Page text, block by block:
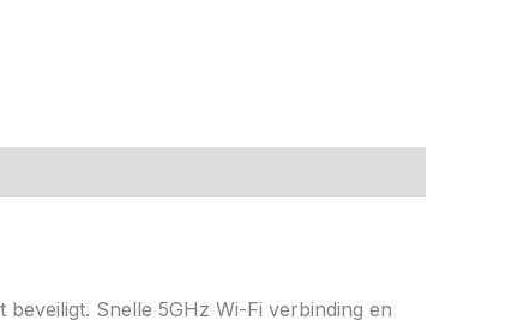
Snelle 5GHz Wi-Fi verbinding en